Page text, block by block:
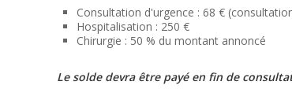
Consultation d'urgence : 68 €
Hospitalisation : 250 €
Chirurgie : 50 % du montant annoncé
Le solde devra être payé en fin de